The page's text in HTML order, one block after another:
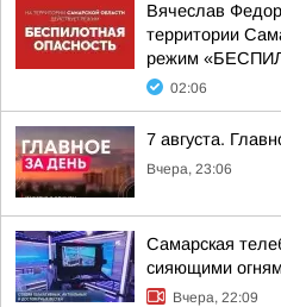
Вячеслав
территории
режим
02:06
7 августа.
Вчера, 23:06
Самарская
сияющими
Вчера, 22:09